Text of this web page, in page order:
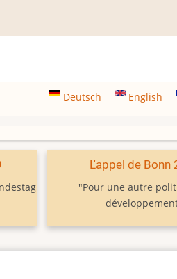
Deutsch English
L'appel de Bonn
"Pour une autre